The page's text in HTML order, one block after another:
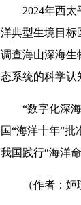
2024年西
洋典型生境目标
调查海山深海生
态系统的科学认
“数字化深
国“海洋十年”
我国践行“海洋
（作者：姬